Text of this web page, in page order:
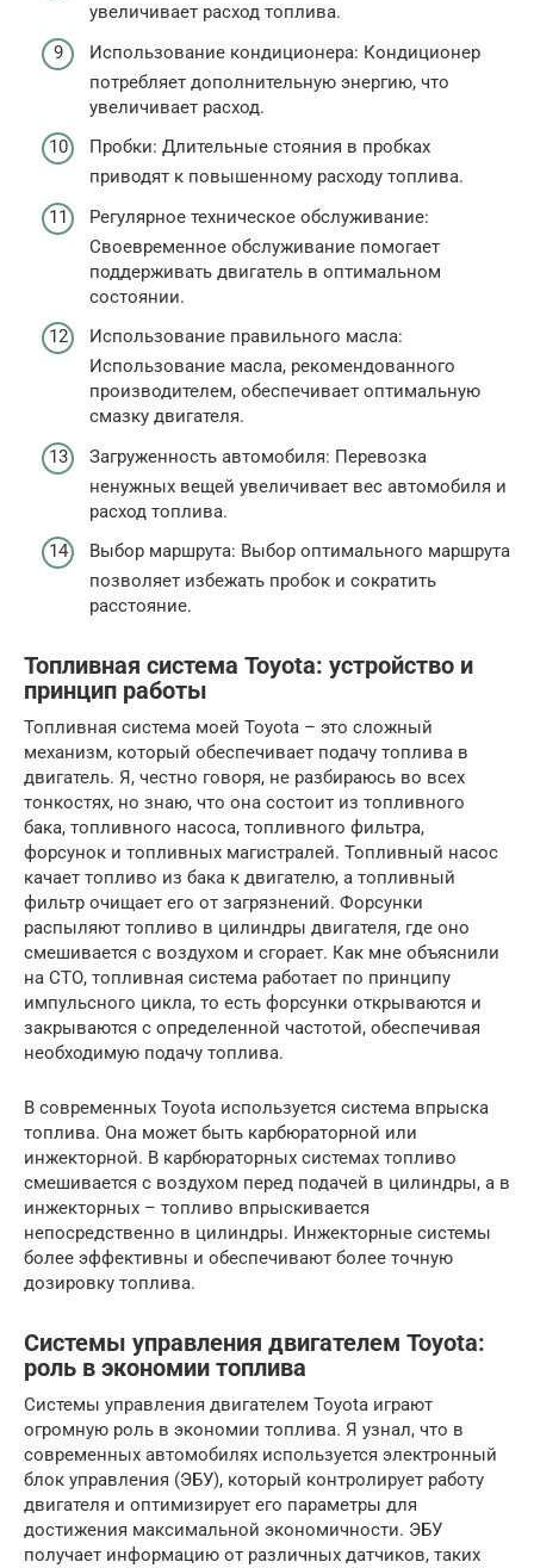
увеличивает расход топлива.
Использование кондиционера: Кондиционер
потребляет дополнительную энергию, что
увеличивает расход.
Пробки: Длительные стояния в пробках
приводят к повышенному расходу топлива.
Регулярное техническое обслуживание:
Своевременное обслуживание помогает
поддерживать двигатель в оптимальном
состоянии.
Использование правильного масла:
Использование масла, рекомендованного
производителем, обеспечивает оптимальную
смазку двигателя.
Загруженность автомобиля: Перевозка
ненужных вещей увеличивает вес автомобиля и
расход топлива.
Выбор маршрута: Выбор оптимального маршрута
позволяет избежать пробок и сократить
расстояние.
Топливная система Toyota: устройство и
принцип работы
Топливная система моей Toyota – это сложный
механизм, который обеспечивает подачу топлива в
двигатель. Я, честно говоря, не разбираюсь во всех
тонкостях, но знаю, что она состоит из топливного
бака, топливного насоса, топливного фильтра,
форсунок и топливных магистралей. Топливный насос
качает топливо из бака к двигателю, а топливный
фильтр очищает его от загрязнений. Форсунки
распыляют топливо в цилиндры двигателя, где оно
смешивается с воздухом и сгорает. Как мне объяснили
на СТО, топливная система работает по принципу
импульсного цикла, то есть форсунки открываются и
закрываются с определенной частотой, обеспечивая
необходимую подачу топлива.
В современных Toyota используется система впрыска
топлива. Она может быть карбюраторной или
инжекторной. В карбюраторных системах топливо
смешивается с воздухом перед подачей в цилиндры, а в
инжекторных – топливо впрыскивается
непосредственно в цилиндры. Инжекторные системы
более эффективны и обеспечивают более точную
дозировку топлива.
Системы управления двигателем Toyota:
роль в экономии топлива
Системы управления двигателем Toyota играют
огромную роль в экономии топлива. Я узнал, что в
современных автомобилях используется электронный
блок управления (ЭБУ), который контролирует работу
двигателя и оптимизирует его параметры для
достижения максимальной экономичности. ЭБУ
получает информацию от различных датчиков, таких